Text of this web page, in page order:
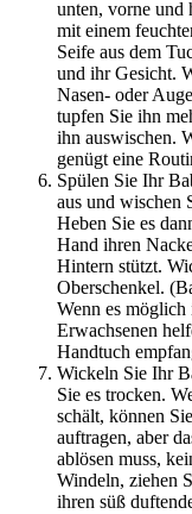
unten, vorne und
mit einem
Seife aus dem
und ihr Gesicht.
Nasen- oder
tupfen Sie ihn
ihn auswischen.
genügt eine
Spülen Sie Ihr
aus und wischen
Heben Sie es
Hand ihren
Hintern stützt.
Oberschenkel.
Wenn es möglich
Erwachsenen
Handtuch
Wickeln Sie Ihr
Sie es trocken.
schält, können
auftragen, aber
ablösen muss,
Windeln, ziehen
ihren süß